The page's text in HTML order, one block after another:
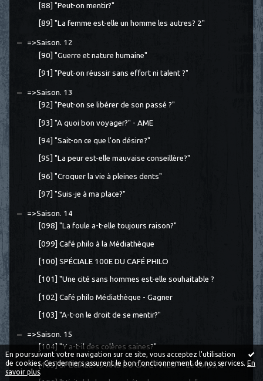
En poursuivant votre navigation sur ce site, vous acceptez l'utilisation
de cookies. Ces derniers assurent le bon fonctionnement de nos services. En
savoir plus.
[88] "Peut-on mentir?"
[89] "La femme est-elle un homme les autres? 2"
=>Saison. 12
[90] "Guerre et nature humaine"
[91] "Peut-on réussir sans effort ni talent ?"
=>Saison. 13
[92] "Peut-on se libérer de son passé ?"
[93] "A quoi bon voyager?" - AME
[94] "Sait-on ce que l'on désire?"
[95] "La peur est-elle mauvaise conseillère?"
[96] "Croquer la vie à pleines dents"
[97] "Suis-je à ma place?"
=>Saison. 14
[098] "La foule a-t-elle toujours raison?"
[099] Café philo à la Médiathèque
[100] SPÉCIALE 100E DU CAFÉ PHILO
[101] "Une cité sans hommes est-elle souhaitable ?
[102] Café philo Médiathèque - Gagner
[103] "A-t-on le droit de se mentir?"
=>Saison. 15
[104] "Y a-t-il des colères saines?"
[105] SPÉCIALE 15 ANS DU CAFÉ PHILO - "Le corps, a